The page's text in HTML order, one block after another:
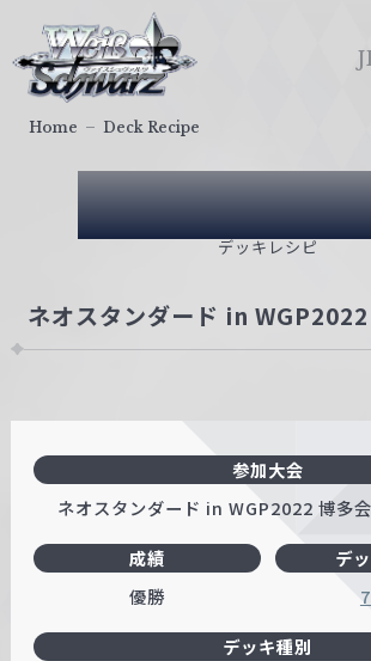
ァ
イ
｜
W
i
Deck
デッキレシピ
Home Deck Recipe
ネオスタンダード in
参加大会
ネオスタンダード in WGP2022 博多
成績
優勝
デ
デッキ種別